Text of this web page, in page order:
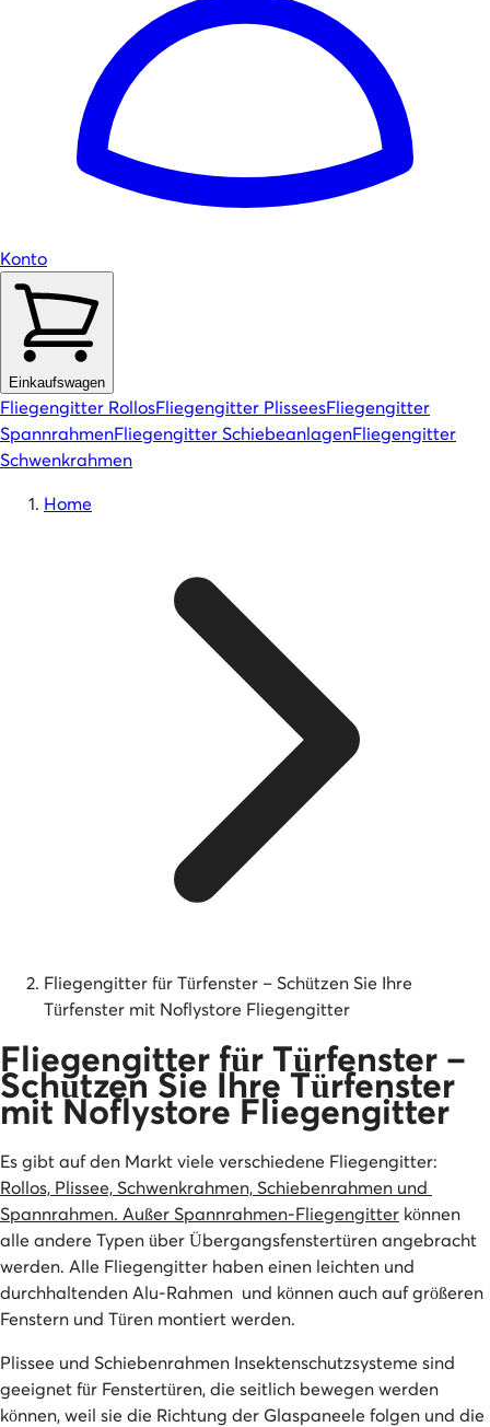
Konto
Einkaufswagen
Fliegengitter RollosFliegengitter PlisseesFliegengitter
SpannrahmenFliegengitter SchiebeanlagenFliegengitter
Schwenkrahmen
Home
Fliegengitter für Türfenster – Schützen Sie Ihre
Türfenster mit Noflystore Fliegengitter
Fliegengitter für Türfenster –
Schützen Sie Ihre Türfenster
mit Noflystore Fliegengitter
Es gibt auf den Markt viele verschiedene Fliegengitter:
Rollos, Plissee, Schwenkrahmen, Schiebenrahmen und
Spannrahmen. Außer Spannrahmen-Fliegengitter können
alle andere Typen über Übergangsfenstertüren angebracht
werden. Alle Fliegengitter haben einen leichten und
durchhaltenden Alu-Rahmen und können auch auf größeren
Fenstern und Türen montiert werden.
Plissee und Schiebenrahmen Insektenschutzsysteme sind
geeignet für Fenstertüren, die seitlich bewegen werden
können, weil sie die Richtung der Glaspaneele folgen und die